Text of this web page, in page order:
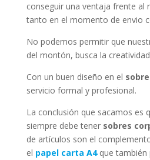
conseguir una ventaja frente al
tanto en el momento de envio
No podemos permitir que
del montón, busca la
Con un buen diseño en el sobre
servicio formal y profesional.
La conclusión que sacamos es
siempre debe tener sobres
de artículos son el
el papel carta A4que también